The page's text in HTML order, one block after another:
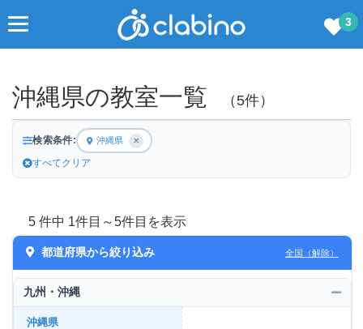
3
沖縄県の教室一覧 （5件）
検索条件: 沖縄県 ✕
すべてクリア
5 件中 1件目～5件目を表示
都道府県から絞り込み 全国（解除）
九州・沖縄
沖縄県